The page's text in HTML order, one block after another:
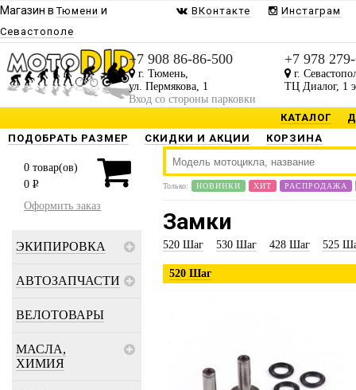
Магазин вТюмени и
Севастополе
ВКонтакте Инстаграм
+7 908 86-86-500
г. Тюмень,
ул. Пермякова, 1
Вход со стороны парковки
+7 978
г.
ТЦ Диалог, 1
КАТАЛОГ
ПОДОБРАТЬ РАЗМЕР
СКИДКИ И АКЦИИ КОРЗИНА
0 товар(ов)
0 P
Оформить заказ
ЭКИПИРОВКА
АВТОЗАПЧАСТИ
ВЕЛОТОВАРЫ
МАСЛА,
ХИМИЯ
Только: НОВИНКИ ХИТ РАСПРОДАЖА
Замки
520 Шаг 530 Шаг 428 Шаг 525
520 Шаг
Будь в курсе
Присылаем только